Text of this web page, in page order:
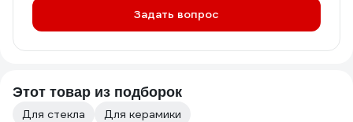
Задать вопрос
Этот товар из подборок
Для стекла
Для керамики